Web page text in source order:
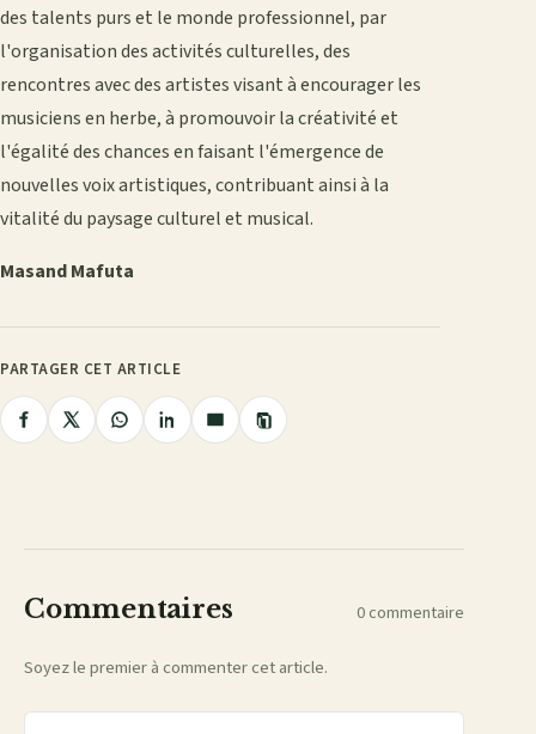
des talents purs et le monde professionnel, par
l'organisation des activités culturelles, des
rencontres avec des artistes visant à encourager les
musiciens en herbe, à promouvoir la créativité et
l'égalité des chances en faisant l'émergence de
nouvelles voix artistiques, contribuant ainsi à la
vitalité du paysage culturel et musical.
Masand Mafuta
PARTAGER CET ARTICLE
PartagerPartagerPartagerPartagerPartager
Copier
le
Commentaires 0 commentaire
Soyez le premier à commenter cet article.